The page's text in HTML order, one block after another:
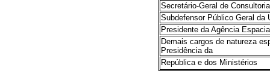
Secretário-Geral de Consultoria
Subdefensor Público Geral da
Presidente da Agência
Demais cargos de natureza
Presidência da
República e dos Ministérios